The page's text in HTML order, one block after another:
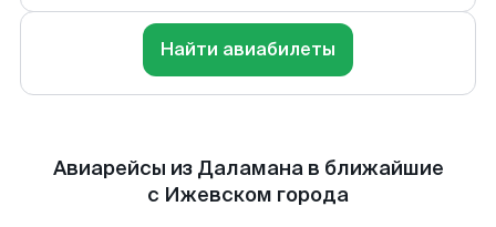
Найти авиабилеты
Авиарейсы из Даламана в ближайшие
с Ижевском города